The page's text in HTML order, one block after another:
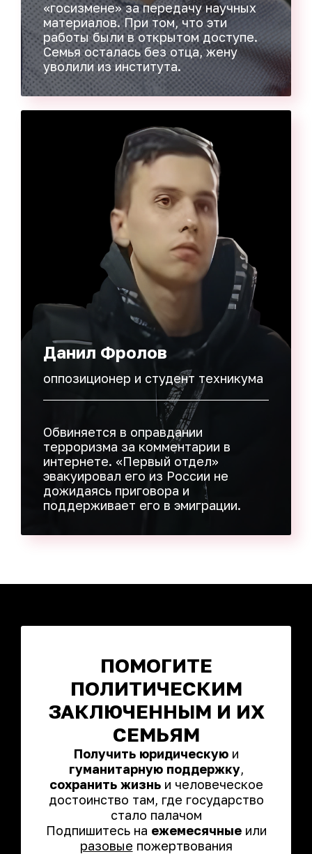
«госизмене» за передачу научных
материалов. При том, что эти
работы были в открытом доступе.
Семья осталась без отца, жену
уволили из института.
Данил Фролов
оппозиционер и студент техникума
Обвиняется в оправдании
терроризма за комментарии в
интернете. «Первый отдел»
эвакуировал его из России не
дожидаясь приговора и
поддерживает его в эмиграции.
ПОМОГИТЕ
ПОЛИТИЧЕСКИМ
ЗАКЛЮЧЕННЫМ И ИХ
СЕМЬЯМ
Получить юридическуюи
гуманитарную поддержку,
сохранить жизньи человеческое
достоинство там, где государство
стало палачом
Подпишитесь на ежемесячныеили
разовые пожертвования